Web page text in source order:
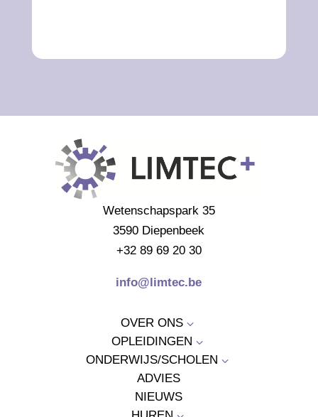
Wetenschapspark 35
3590 Diepenbeek
+32 89 69 20 30
info@limtec.be
OVER ONS 3
OPLEIDINGEN 3
ONDERWIJS/SCHOLEN 3
ADVIES
NIEUWS